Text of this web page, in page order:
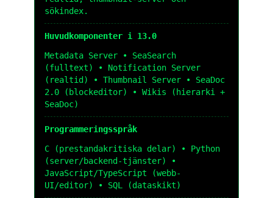
sökindex.
Huvudkomponenter i 13.0
Metadata Server • SeaSearch
(fulltext) • Notification Server
(realtid) • Thumbnail Server • SeaDoc
2.0 (blockeditor) • Wikis (hierarki +
SeaDoc)
Programmeringsspråk
C (prestandakritiska delar) • Python
(server/backend-tjänster) •
JavaScript/TypeScript (webb-
UI/editor) • SQL (dataskikt)